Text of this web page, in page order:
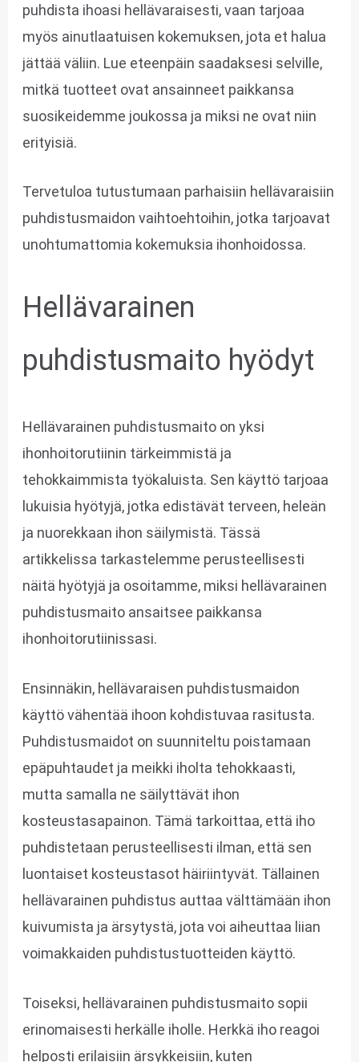
puhdista ihoasi hellävaraisesti, vaan tarjoaa
myös ainutlaatuisen kokemuksen, jota et halua
jättää väliin. Lue eteenpäin saadaksesi selville,
mitkä tuotteet ovat ansainneet paikkansa
suosikeidemme joukossa ja miksi ne ovat niin
erityisiä.
Tervetuloa tutustumaan parhaisiin hellävaraisiin
puhdistusmaidon vaihtoehtoihin, jotka tarjoavat
unohtumattomia kokemuksia ihonhoidossa.
Hellävarainen
puhdistusmaito hyödyt
Hellävarainen puhdistusmaito on yksi
ihonhoitorutiinin tärkeimmistä ja
tehokkaimmista työkaluista. Sen käyttö tarjoaa
lukuisia hyötyjä, jotka edistävät terveen, heleän
ja nuorekkaan ihon säilymistä. Tässä
artikkelissa tarkastelemme perusteellisesti
näitä hyötyjä ja osoitamme, miksi hellävarainen
puhdistusmaito ansaitsee paikkansa
ihonhoitorutiinissasi.
Ensinnäkin, hellävaraisen puhdistusmaidon
käyttö vähentää ihoon kohdistuvaa rasitusta.
Puhdistusmaidot on suunniteltu poistamaan
epäpuhtaudet ja meikki iholta tehokkaasti,
mutta samalla ne säilyttävät ihon
kosteustasapainon. Tämä tarkoittaa, että iho
puhdistetaan perusteellisesti ilman, että sen
luontaiset kosteustasot häiriintyvät. Tällainen
hellävarainen puhdistus auttaa välttämään ihon
kuivumista ja ärsytystä, jota voi aiheuttaa liian
voimakkaiden puhdistustuotteiden käyttö.
Toiseksi, hellävarainen puhdistusmaito sopii
erinomaisesti herkälle iholle. Herkkä iho reagoi
helposti erilaisiin ärsykkeisiin, kuten